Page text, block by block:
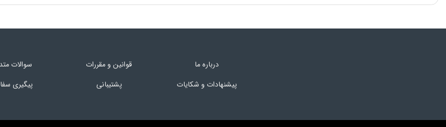
درباره ما قوانین و مقررات
سوالات
پیشنهادات و شکایات
پشتیبانی پیگیری